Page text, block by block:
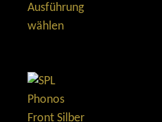
Ausführung
wählen